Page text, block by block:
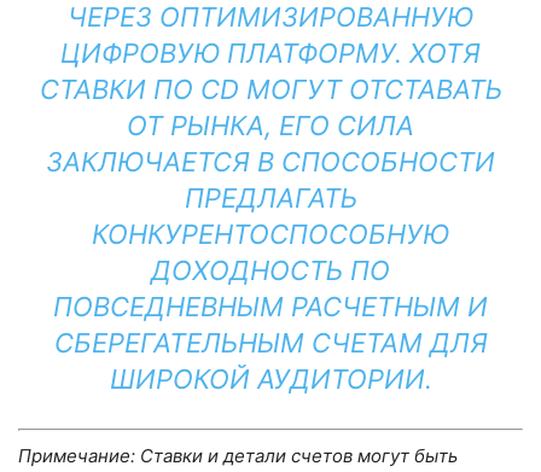
ЧЕРЕЗ ОПТИМИЗИРОВАННУЮ
ЦИФРОВУЮ ПЛАТФОРМУ. ХОТЯ
СТАВКИ ПО CD МОГУТ ОТСТАВАТЬ
ОТ РЫНКА, ЕГО СИЛА
ЗАКЛЮЧАЕТСЯ В СПОСОБНОСТИ
ПРЕДЛАГАТЬ
КОНКУРЕНТОСПОСОБНУЮ
ДОХОДНОСТЬ ПО
ПОВСЕДНЕВНЫМ РАСЧЕТНЫМ И
СБЕРЕГАТЕЛЬНЫМ СЧЕТАМ ДЛЯ
ШИРОКОЙ АУДИТОРИИ.
Примечание: Ставки и детали счетов могут быть